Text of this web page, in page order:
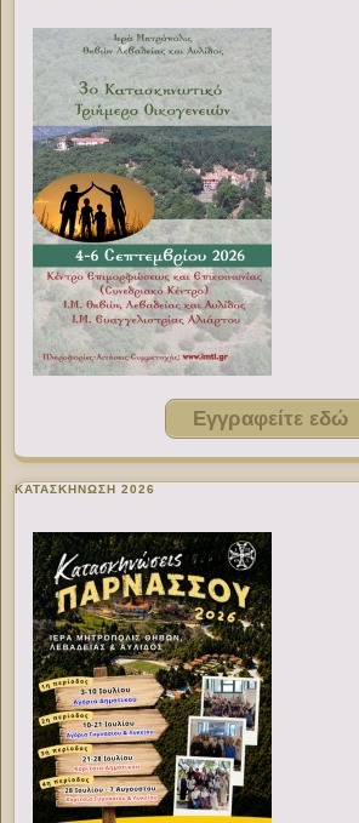
Εγγραφείτε εδώ
ΚΑΤΑΣΚΗΝΩΣΗ 2026